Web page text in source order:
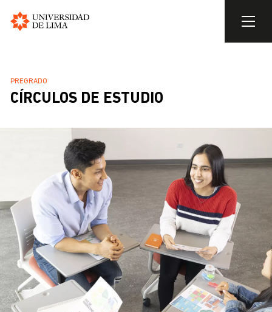
contenido
principal
SOBRESCRIBIR
ENLACES
AYUDA
NAVEGACIÓN
PREGRADO
CÍRCULOS DE ESTUDIO